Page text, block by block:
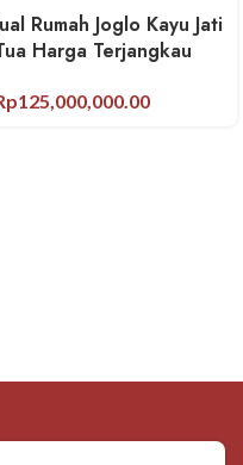
Rumah Joglo Kayu Jati
Harga Terjangkau
125,000,000.00